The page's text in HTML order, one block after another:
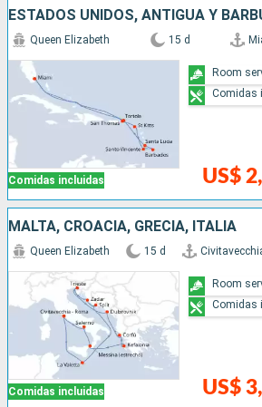
Comidas incluidas
Queen Elizabeth 15 d
US$
Room
Comidas
MALTA, CROACIA, GRECIA, ITALIA
Comidas incluidas
Queen Elizabeth 15 d
US$
Room
Comidas